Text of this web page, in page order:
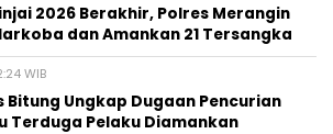
2026 Berakhir, Polres Merangin
dan Amankan 21 Tersangka
WIB
Ungkap Dugaan Pencurian
Terduga Pelaku Diamankan